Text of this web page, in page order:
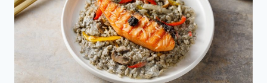
店
正
式
營
運